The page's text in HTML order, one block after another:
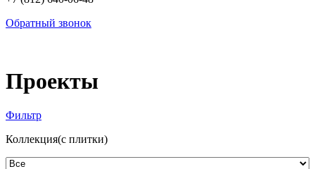
Обратный звонок
Проекты
Фильтр
Коллекция(с плитки)